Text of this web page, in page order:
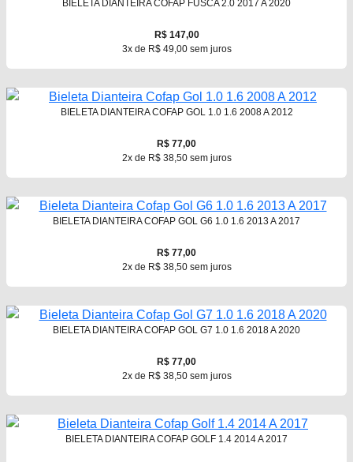
BIELETA DIANTEIRA COFAP FUSCA 2.0 2017 A 2020
R$ 147,00
3x de R$ 49,00 sem juros
BIELETA DIANTEIRA COFAP GOL 1.0 1.6 2008 A 2012
R$ 77,00
2x de R$ 38,50 sem juros
BIELETA DIANTEIRA COFAP GOL G6 1.0 1.6 2013 A 2017
R$ 77,00
2x de R$ 38,50 sem juros
BIELETA DIANTEIRA COFAP GOL G7 1.0 1.6 2018 A 2020
R$ 77,00
2x de R$ 38,50 sem juros
BIELETA DIANTEIRA COFAP GOLF 1.4 2014 A 2017